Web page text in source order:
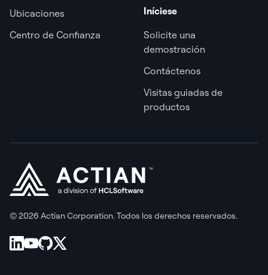
Ubicaciones
Centro de Confianza
Iníciese
Solicite una
demostración
Contáctenos
Visitas guiadas de
productos
© 2026 Actian Corporation. Todos los derechos reservados.